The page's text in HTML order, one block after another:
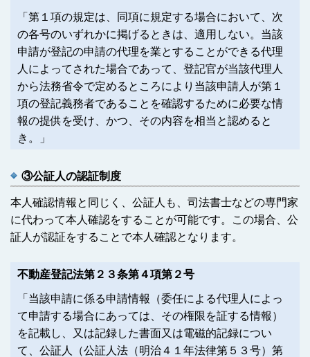
「第１項の規定は、同項に規定する場合において、次
の各号のいずれかに掲げるときは、適用しない。当該
申請が登記の申請の代理を業とすることができる代理
人によってされた場合であって、登記官が当該代理人
から法務省令で定めるところにより当該申請人が第１
項の登記義務者であることを確認するために必要な情
報の提供を受け、かつ、その内容を相当と認めると
き。」
③公証人の認証制度
本人確認情報と同じく、公証人も、司法書士などの専門家
に代わって本人確認をすることが可能です。この場合、公
証人が認証をすることで本人確認となります。
不動産登記法第２３条第４項第２号
「当該申請に係る申請情報（委任による代理人によっ
て申請する場合にあっては、その権限を証する情報）
を記載し、又は記録した書面又は電磁的記録につい
て、公証人（公証人法（明治４１年法律第５３号）第